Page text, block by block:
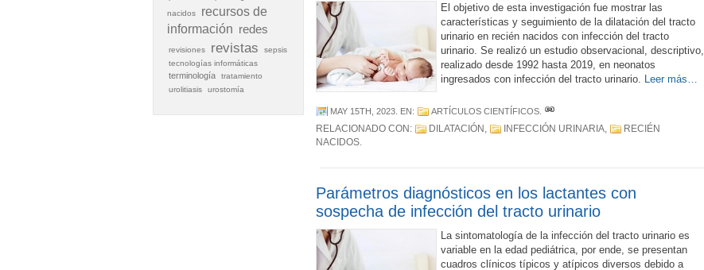
El objetivo de esta investigación fue mostrar las
características y seguimiento de la dilatación del tracto
urinario en recién nacidos con infección del tracto
urinario. Se realizó un estudio observacional, descriptivo,
realizado desde 1992 hasta 2019, en neonatos
ingresados con infección del tracto urinario. Leer más…
MAY 15TH, 2023. EN: ARTÍCULOS CIENTÍFICOS.
RELACIONADO CON: DILATACIÓN , INFECCIÓN URINARIA,
RECIÉN
NACIDOS.
Parámetros diagnósticos en los lactantes con
sospecha de infección del tracto urinario
La sintomatología de la infección del tracto urinario es
variable en la edad pediátrica, por ende, se presentan
cuadros clínicos típicos y atípicos diversos debido a
nacidos
recursos de
información redes
revisiones revistas
sepsis
tecnologías informáticas
terminología
tratamiento
urolitiasis
urostomía